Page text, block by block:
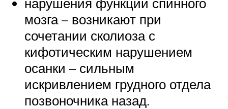
мозга – возникают при
сочетании сколиоза с
кифотическим нарушением
осанки – сильным
искривлением грудного отдела
позвоночника назад.